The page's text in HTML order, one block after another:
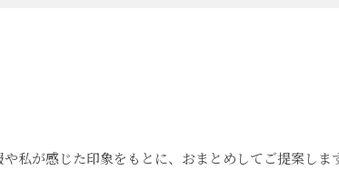
私が感じた印象をもとに、おまとめしてご提案します